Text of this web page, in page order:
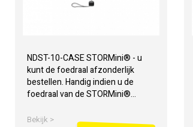
NDST-10-CASE STORMini® - u
kunt de foedraal afzonderlijk
bestellen. Handig indien u de
foedraal van de STORMini®...
Bekijk >